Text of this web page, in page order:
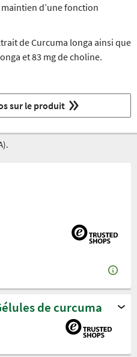
d’une fonction
de Curcuma longa ainsi que
et 83 mg de choline.
sur le produit
de curcuma